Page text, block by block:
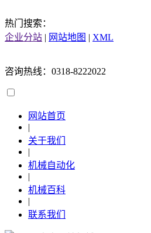
热门搜索：
企业分站 | 网站地图 | XML
咨询热线：0318-8222022
网站首页
|
关于我们
|
机械自动化
|
机械百科
|
联系我们